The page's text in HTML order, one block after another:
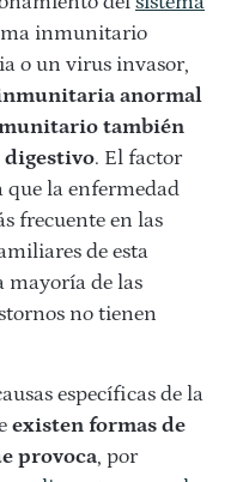
inmunitario
o un virus invasor,
anormal
también
digestivo. El factor
que la enfermedad
frecuente en las
de esta
mayoría de las
no tienen
específicas de la
existen formas de
provoca, por